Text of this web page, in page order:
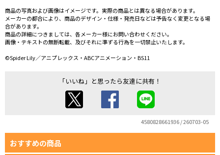
商品の写真および画像はイメージです。実際の商品とは異なる場合があります。
メーカーの都合により、商品のデザイン・仕様・発売日などは予告なく変更となる場
合があります。
商品の詳細につきましては、各メーカー様にお問い合わせください。
画像・テキストの無断転載、及びそれに準ずる行為を一切禁止いたします。
©Spider Lily／アニプレックス・ABCアニメーション・BS11
「いいね」と思ったら友達に共有！
4580828661936 / 260703-05
おすすめの商品